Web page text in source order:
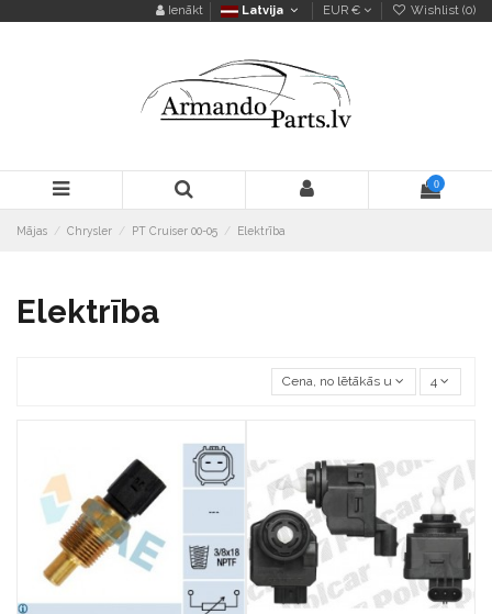
Ienākt Latvija EUR € Wishlist (0)
0
Mājas Chrysler PT Cruiser 00-05 Elektrība
Elektrība
Cena, no lētākās uz dārgāko
4